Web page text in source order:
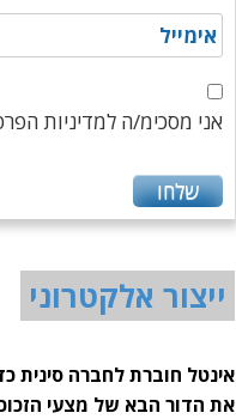
אני מסכימ/ה למדיניות
ייצור אלקטרוני
אינטל חוברת לחברה סינית
את הדור הבא של מצעי